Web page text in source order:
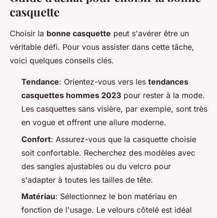
casquette
Choisir la bonne casquette peut s'avérer être un
véritable défi. Pour vous assister dans cette tâche,
voici quelques conseils clés.
Tendance: Orientez-vous vers les tendances
casquettes hommes 2023 pour rester à la mode.
Les casquettes sans visière, par exemple, sont très
en vogue et offrent une allure moderne.
Confort: Assurez-vous que la casquette choisie
soit confortable. Recherchez des modèles avec
des sangles ajustables ou du velcro pour
s'adapter à toutes les tailles de tête.
Matériau: Sélectionnez le bon matériau en
fonction de l'usage. Le velours côtelé est idéal